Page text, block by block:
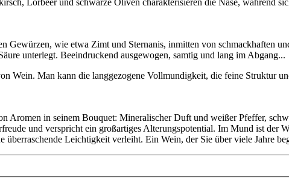
Lorbeer und schwarze Oliven charakterisieren die Nase, während
wie etwa Zimt und Sternanis, inmitten von schmackhaften
unterlegt. Beeindruckend ausgewogen, samtig und lang im Abgang...
Wein. Man kann die langgezogene Vollmundigkeit, die feine Struktur
in seinem Bouquet: Mineralischer Duft und weißer Pfeffer,
und verspricht ein großartiges Alterungspotential. Im Mund ist der
Leichtigkeit verleiht. Ein Wein, der Sie über viele Jahre